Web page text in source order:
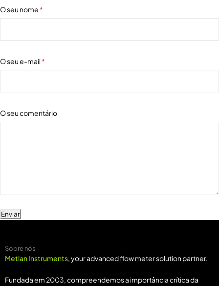
O seu nome*
O seu e-mail*
O seu comentário
Enviar
Sobre nós
Metlan Instruments , your advanced flow meter solution partner.
Fundada em 2003, compreendemos a importância crítica da